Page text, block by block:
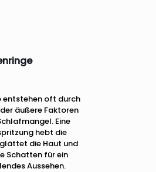
entstehen oft durch
äußere Faktoren
Eine
hebt die
die Haut und
Schatten für ein
Aussehen.